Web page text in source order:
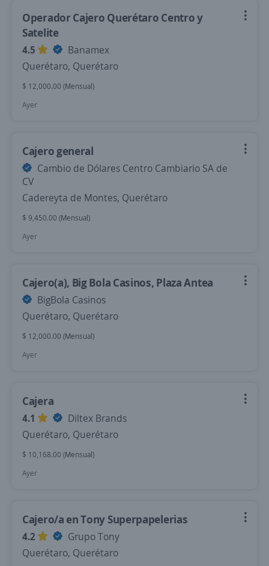
Operador Cajero Querétaro Centro y
Satelite
4.5
Banamex
Querétaro, Querétaro
$ 12,000.00 (Mensual)
Ayer
Cajero general
Cambio de Dólares Centro Cambiario SA de
CV
Cadereyta de Montes, Querétaro
$ 9,450.00 (Mensual)
Ayer
Cajero(a), Big Bola Casinos, Plaza Antea
BigBola Casinos
Querétaro, Querétaro
$ 12,000.00 (Mensual)
Ayer
Cajera
4.1
Diltex Brands
Querétaro, Querétaro
$ 10,168.00 (Mensual)
Ayer
Cajero/a en Tony Superpapelerias
4.2
Grupo Tony
Querétaro, Querétaro